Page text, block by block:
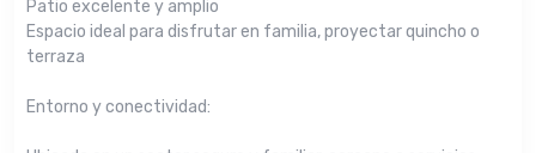
Patio excelente y amplio
Espacio ideal para disfrutar en familia, proyectar quincho o
terraza
Entorno y conectividad: